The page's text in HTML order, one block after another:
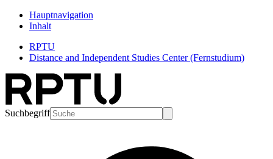
Hauptnavigation
Inhalt
RPTU
Distance and Independent Studies Center (Fernstudium)
Suchbegriff